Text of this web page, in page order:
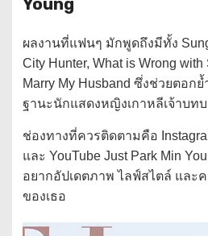
Young
ผลงานที่แฟนๆ มักพูดถึงมีทั้ง
City Hunter, What is Wrong
Marry My Husband ซึ่งช่วยตอก
ฐานะนักแสดงหญิงเกาหลีเจ้าบท
ช่องทางที่ควรติดตามคือ
และ YouTube Just Park Min
อยากอัปเดตภาพ ไลฟ์สไตล์ และ
ของเธอ